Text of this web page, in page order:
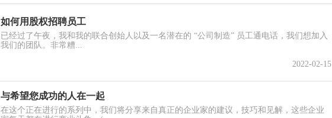
如何用股权招聘员工
已经过了午夜，我和我的联合创始人以及一名潜在的 “公司制造” 员工通电话，我们想加入
我们的团队。非常糟...
2022-02-15
与希望您成功的人在一起
在这个正在进行的系列中，我们将分享来自真正的企业家的建议，技巧和见解，这些企业